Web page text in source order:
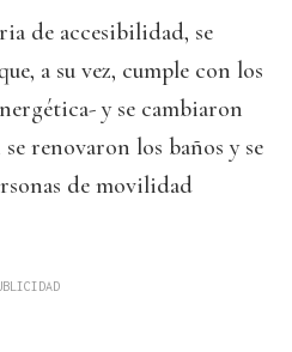
de accesibilidad, se
a su vez, cumple con los
y se cambiaron
renovaron los baños y se
de movilidad